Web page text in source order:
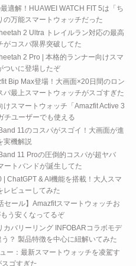
適解！HUAWEI WATCH FIT 5は「ち
の万能スマートウォッチだった
2 Ultra トレイルラン対応の最高
がコスパ限界突破してた
2 Pro | 本格的ランナー向けスマ
ついに登場したぞ
Bip Max登場！大画面×20日間のロン
パ最上スマートウォッチがスゴすぎた
けスマートウォッチ「Amazfit Active 3
チユーザーでも使える
11のコスパがスゴイ！大画面が進
実機解説
11 Proの圧倒的コスパが超ヤバ
ートバンドが誕生してた
| ChatGPT & AI機能を搭載！大人スマ
レビューしてみた
セール】Amazfitスマートウォッチお
う安くなってるぞ
カバリーリング INFOBARコラボモデ
？ 製品特徴を中心に紐解いてみた
ー：最新スマートウォッチを凌駕す
ゴすぎた